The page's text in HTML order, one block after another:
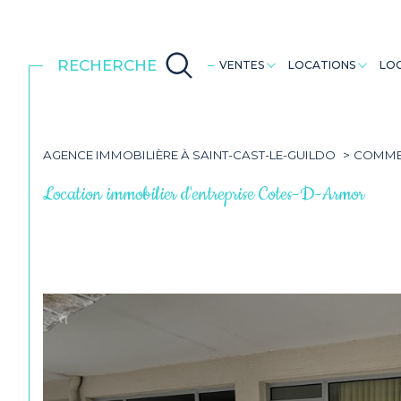
VENTES Maisons
LOCATIONS
Maisons
Dinan
RECHERCHE
AGENCE IMMOBILIÈRE À SAINT-CAST-LE-GUILDO
Location immobilier d'entreprise Cotes-D-Armor